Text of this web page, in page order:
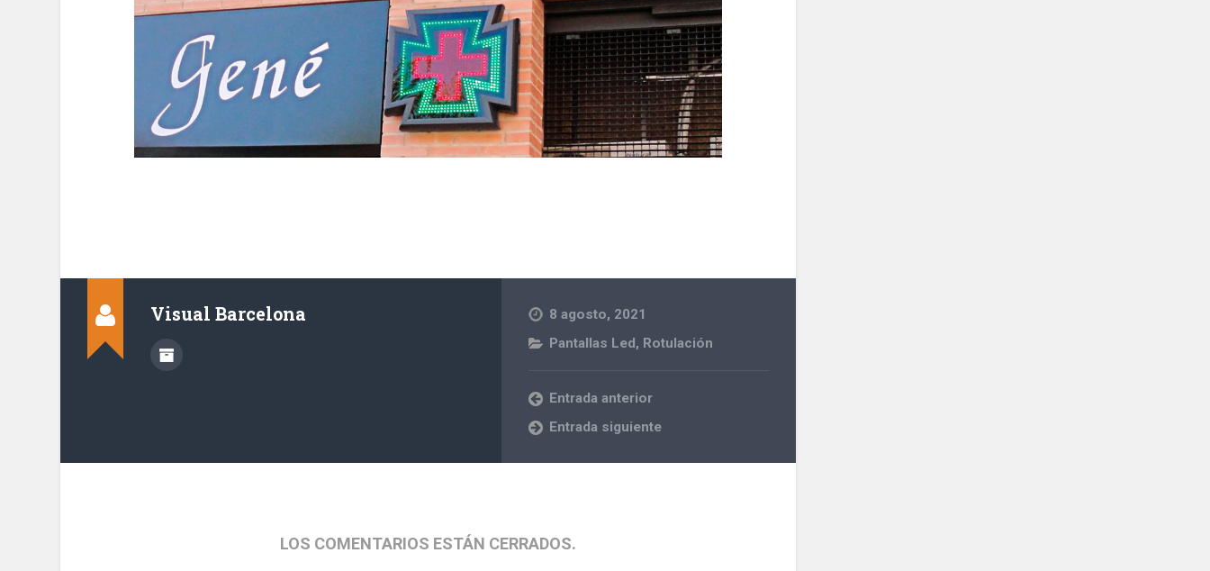
Visual Barcelona
8 agosto, 2021
Pantallas Led, Rotulación
Entrada anterior
Entrada siguiente
LOS COMENTARIOS ESTÁN CERRADOS.